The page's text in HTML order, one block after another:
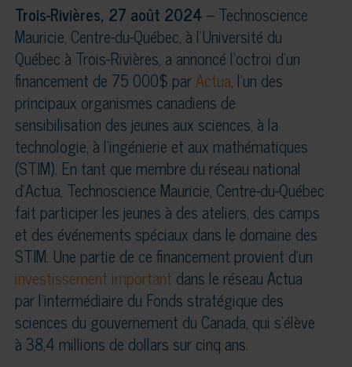
Trois-Rivières, 27 août 2024– Technoscience
Mauricie, Centre-du-Québec, à l’Université du
Québec à Trois-Rivières, a annoncé l’octroi d’un
financement de 75 000$ parActua, l’un des
principaux organismes canadiens de
sensibilisation des jeunes aux sciences, à la
technologie, à l’ingénierie et aux mathématiques
(STIM). En tant que membre du réseau national
d’Actua, Technoscience Mauricie, Centre-du-Québec
fait participer les jeunes à des ateliers, des camps
et des événements spéciaux dans le domaine des
STIM. Une partie de ce financement provient d’un
investissement important dans le réseau Actua
par l’intermédiaire du Fonds stratégique des
sciences du gouvernement du Canada, qui s’élève
à 38,4 millions de dollars sur cinq ans.